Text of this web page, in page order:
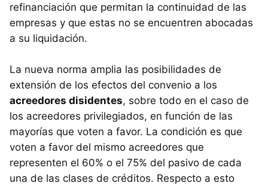
refinanciación que permitan la continuidad de las
empresas y que estas no se encuentren abocadas
a su liquidación.
La nueva norma amplia las posibilidades de
extensión de los efectos del convenio a los
acreedores disidentes, sobre todo en el caso de
los acreedores privilegiados, en función de las
mayorías que voten a favor. La condición es que
voten a favor del mismo acreedores que
representen el 60% o el 75% del pasivo de cada
una de las clases de créditos. Respecto a esto